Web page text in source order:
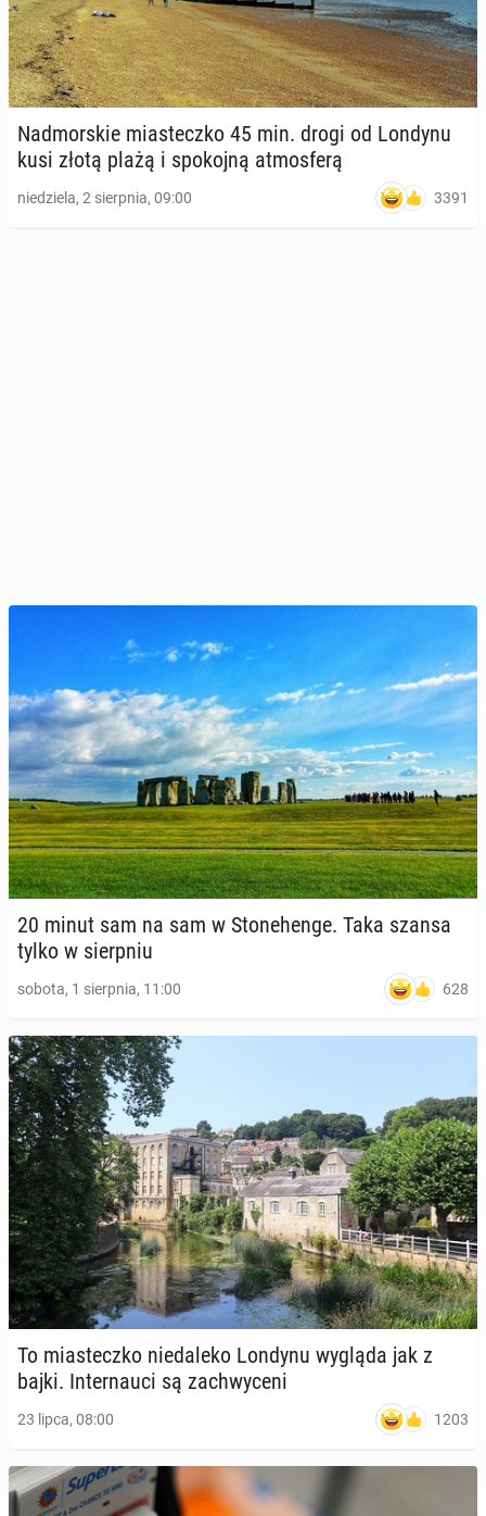
Nad­mor­skie mia­stecz­ko 45 min. drogi od Londynu
kusi złotą plażą i spo­koj­ną at­mos­fe­rą
niedziela, 2 sierpnia, 09:00 3391
20 minut sam na sam w Sto­ne­hen­ge. Taka szansa
tylko w sierp­niu
sobota, 1 sierpnia, 11:00 628
To mia­stecz­ko nie­da­le­ko Londynu wygląda jak z
bajki. In­ter­nau­ci są za­chwy­ce­ni
23 lipca, 08:00 1203